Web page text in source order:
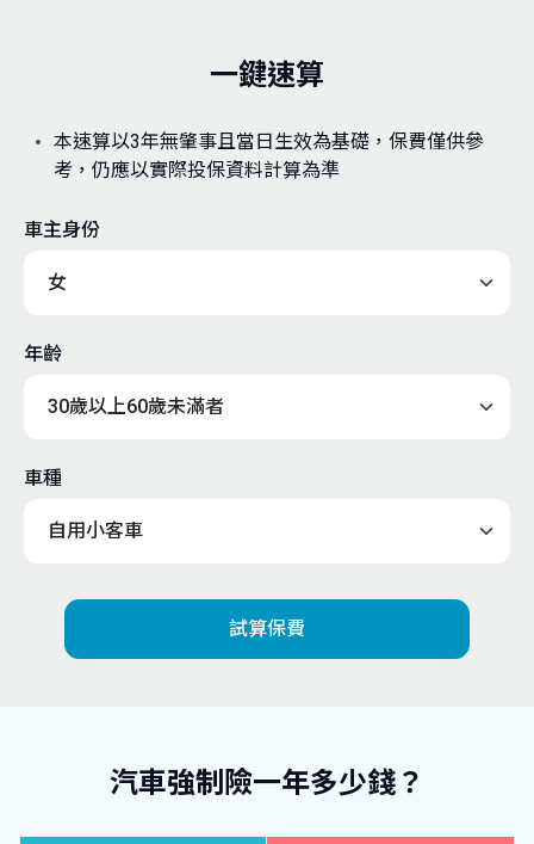
一鍵速算
本速算以3年無肇事且當日生效為基礎，保費僅供參
考，仍應以實際投保資料計算為準
車主身份
年齡
車種
試算保費
汽車強制險一年多少錢？